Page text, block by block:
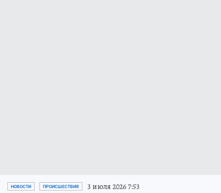
НОВОСТИ ПРОИСШЕСТВИЯ 3 июля 2026 7:53